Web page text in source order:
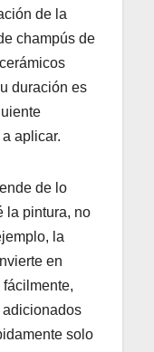
de la
champús de
duración es
aplicar.
de lo
la pintura, no
la
en
adicionados
solo